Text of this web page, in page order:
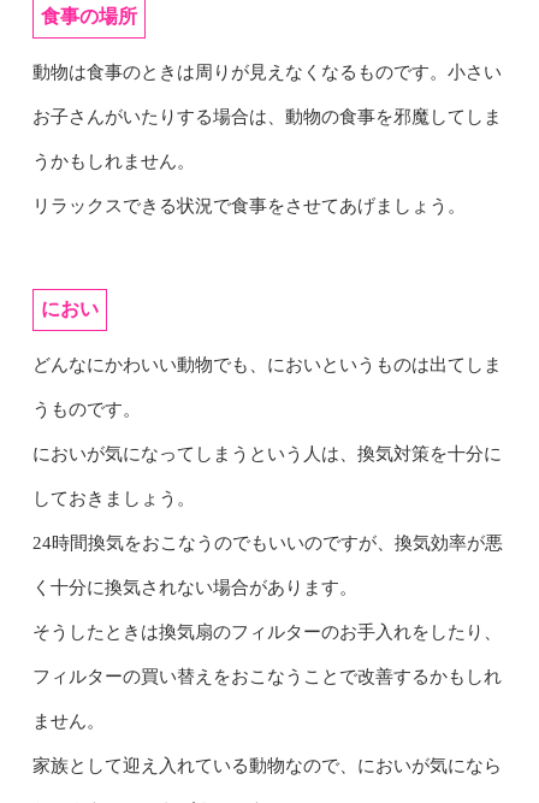
食事の場所
動物は食事のときは周りが見えなくなるものです。小さい
お子さんがいたりする場合は、動物の食事を邪魔してしま
うかもしれません。
リラックスできる状況で食事をさせてあげましょう。
におい
どんなにかわいい動物でも、においというものは出てしま
うものです。
においが気になってしまうという人は、換気対策を十分に
しておきましょう。
24時間換気をおこなうのでもいいのですが、換気効率が悪
く十分に換気されない場合があります。
そうしたときは換気扇のフィルターのお手入れをしたり、
フィルターの買い替えをおこなうことで改善するかもしれ
ません。
家族として迎え入れている動物なので、においが気になら